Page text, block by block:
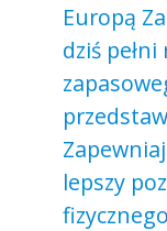
Europą
dziś
lepszy